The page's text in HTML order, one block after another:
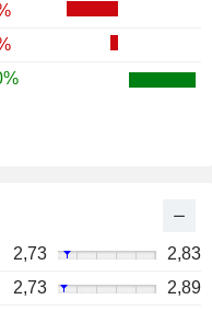
2,73
2,83
2,73
2,89